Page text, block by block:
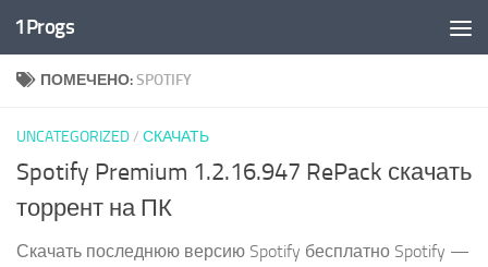
Перейти к содержимому
1Progs
ПОМЕЧЕНО:SPOTIFY
UNCATEGORIZED/ СКАЧАТЬ
Spotify Premium 1.2.16.947 RePack скачать
торрент на ПК
Скачать последнюю версию Spotify бесплатно Spotify —